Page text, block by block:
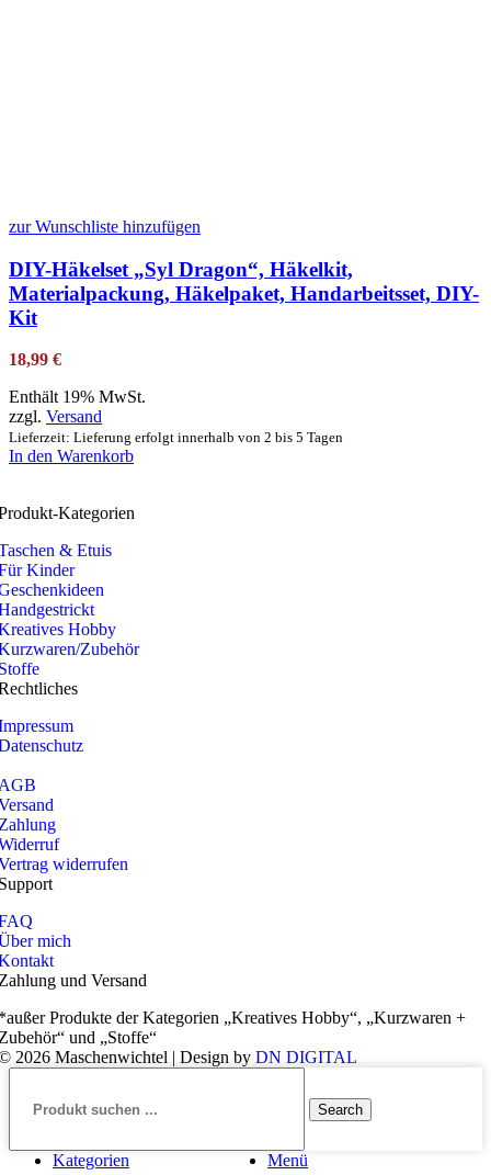
zur Wunschliste hinzufügen
DIY-Häkelset „Syl Dragon“, Häkelkit,
Materialpackung, Häkelpaket, Handarbeitsset, DIY-
Kit
18,99 €
Enthält 19% MwSt.
zzgl. Versand
Lieferzeit: Lieferung erfolgt innerhalb von 2 bis 5 Tagen
In den Warenkorb
Kategorien
& Etuis
Kinder
Hobby
Zubehör
widerrufen
mich
und Versand
Produkte der Kategorien „Kreatives Hobby“, „Kurzwaren +
und „Stoffe“
2026 Maschenwichtel | Design by DN DIGITAL
Search
Kategorien Menü